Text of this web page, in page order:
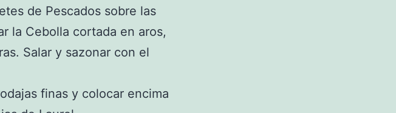
de Pescados sobre las
la Cebolla cortada en aros,
Salar y sazonar con el
finas y colocar encima